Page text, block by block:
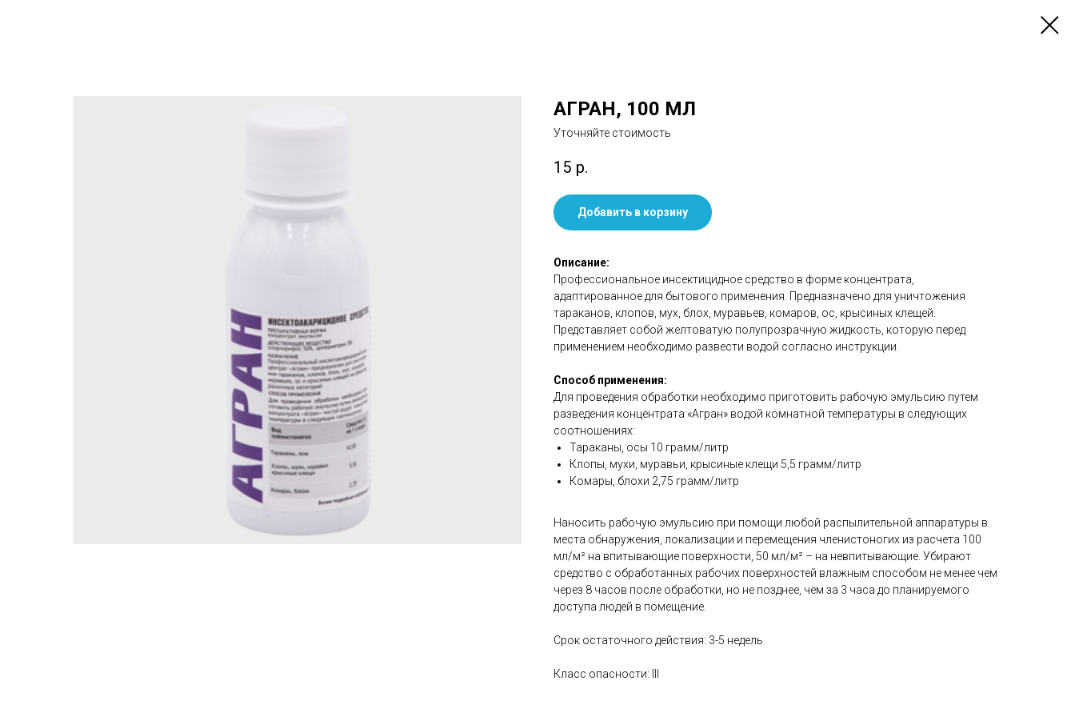
АГРАН, 100 МЛ
Уточняйте стоимость
15 р.
Добавить в корзину
Описание:
Профессиональное инсектицидное средство в форме концентрата,
адаптированное для бытового применения. Предназначено для уничтожения
тараканов, клопов, мух, блох, муравьев, комаров, ос, крысиных клещей.
Представляет собой желтоватую полупрозрачную жидкость, которую перед
применением необходимо развести водой согласно инструкции.
Способ применения:
Для проведения обработки необходимо приготовить рабочую эмульсию путем
разведения концентрата «Агран» водой комнатной температуры в следующих
соотношениях:
Тараканы, осы 10 грамм/литр
Клопы, мухи, муравьи, крысиные клещи 5,5 грамм/литр
Комары, блохи 2,75 грамм/литр
Наносить рабочую эмульсию при помощи любой распылительной аппаратуры в
места обнаружения, локализации и перемещения членистоногих из расчета 100
мл/м² на впитывающие поверхности, 50 мл/м² – на невпитывающие. Убирают
средство с обработанных рабочих поверхностей влажным способом не менее чем
через 8 часов после обработки, но не позднее, чем за 3 часа до планируемого
доступа людей в помещение.
Срок остаточного действия: 3-5 недель
Класс опасности: III